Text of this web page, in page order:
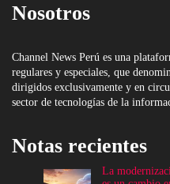
Nosotros
Channel News Perú es una
regulares y especiales, que
dirigidos exclusivamente y en
sector de tecnologías de la
Notas recientes
La